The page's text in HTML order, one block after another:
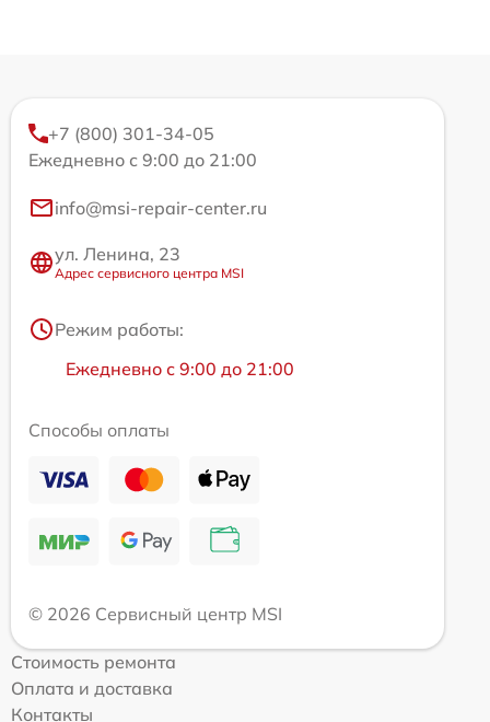
+7 (800) 301-34-05
Ежедневно с 9:00 до 21:00
info@msi-repair-center.ru
ул. Ленина, 23
Адрес сервисного центра MSI
Режим работы:
Ежедневно с 9:00 до 21:00
Способы оплаты
© 2026 Сервисный центр MSI
Стоимость ремонта
Оплата и доставка
Контакты